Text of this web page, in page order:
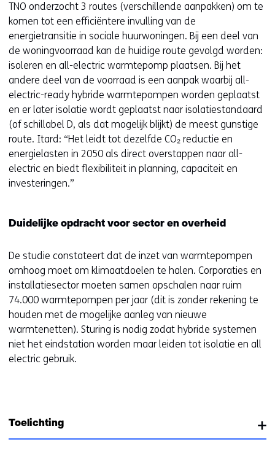
TNO onderzocht 3 routes (verschillende aanpakken) om te
komen tot een efficiëntere invulling van de
energietransitie in sociale huurwoningen. Bij een deel van
de woningvoorraad kan de huidige route gevolgd worden:
isoleren en all-electric warmtepomp plaatsen. Bij het
andere deel van de voorraad is een aanpak waarbij all-
electric-ready hybride warmtepompen worden geplaatst
en er later isolatie wordt geplaatst naar isolatiestandaard
(of schillabel D, als dat mogelijk blijkt) de meest gunstige
route. Itard: “Het leidt tot dezelfde CO₂ reductie en
energielasten in 2050 als direct overstappen naar all-
electric en biedt flexibiliteit in planning, capaciteit en
investeringen.”
Duidelijke opdracht voor sector en overheid
De studie constateert dat de inzet van warmtepompen
omhoog moet om klimaatdoelen te halen. Corporaties en
installatiesector moeten samen opschalen naar ruim
74.000 warmtepompen per jaar (dit is zonder rekening te
houden met de mogelijke aanleg van nieuwe
warmtenetten). Sturing is nodig zodat hybride systemen
niet het eindstation worden maar leiden tot isolatie en all
electric gebruik.
Toelichting